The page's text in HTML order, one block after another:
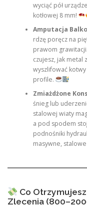
wyciąć pół
kotłowej 8 mm!
Amputacja
rdzę poręcz na
prawom
czujesz, jak metal
wyszlifować
profile.
Zmiażdżone
śnieg lub
stalowej wiaty
a pod spodem
podnośniki
masywne, stalowe
Co
Zlecenia